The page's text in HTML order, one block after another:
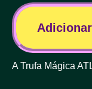
A Trufa Mágica